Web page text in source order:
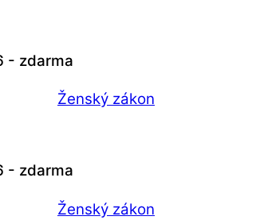
- zdarma
Ženský zákon
- zdarma
Ženský zákon